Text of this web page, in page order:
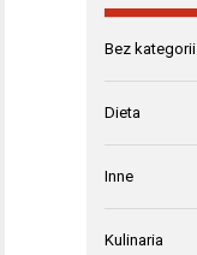
Bez kategorii
Dieta
Inne
Kulinaria